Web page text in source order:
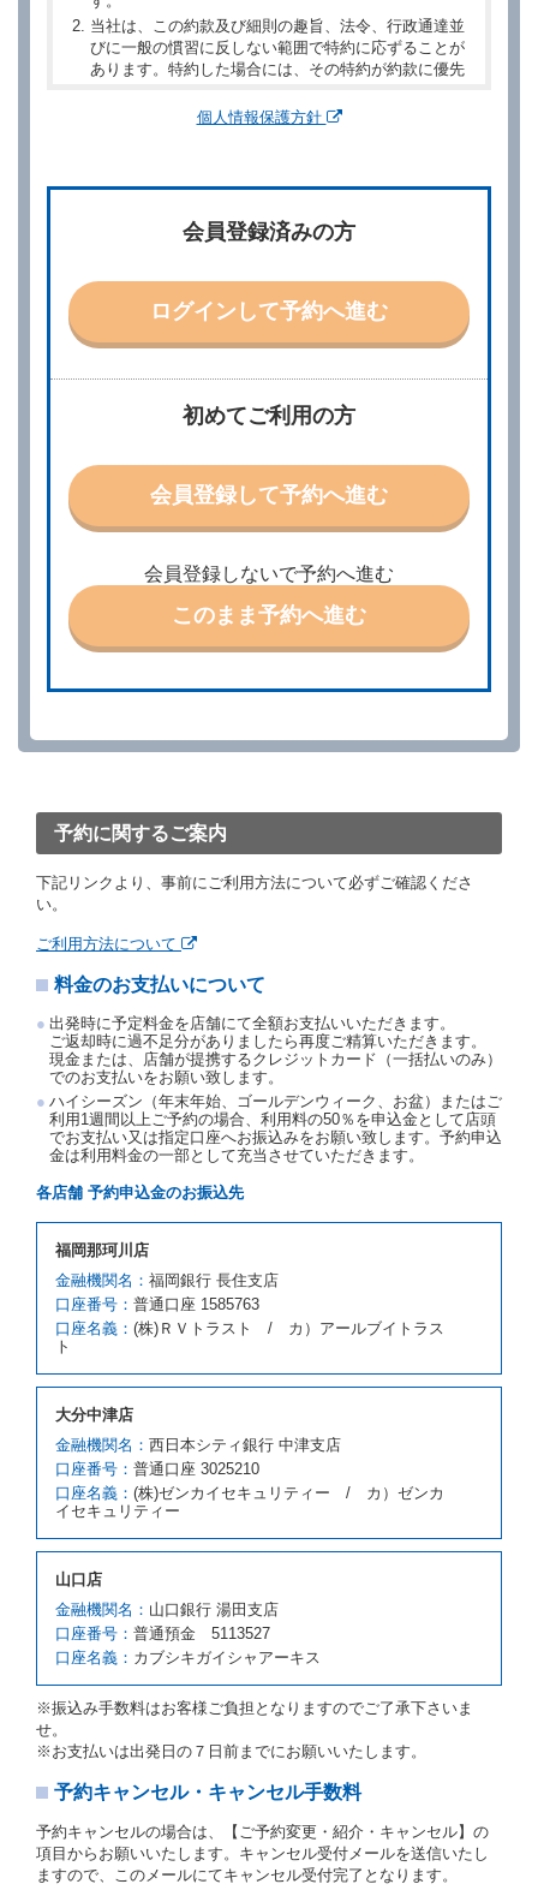
当社は、この約款及び細則の趣旨、法令、行政通達並
びに一般の慣習に反しない範囲で特約に応ずることが
あります。特約した場合には、その特約が約款に優先
別に定める料金表等に同意のうえ、別に定める方法に
他の借受条件（以下「借受条件」といいます。）を明
示して予約の申込みを行うことができます。なお、当
社は、電話連絡並びに電子メールによる予約に応じま
責任を負わないものとします。
当社は、借受人から予約の申込みがあったときは、原
則として、当社の保有するレンタカーの範囲内で予約
特に認める場合を除き、別に定める予約申込金を支払
うものとします。
第３条（予約の変更）
ときは、あらかじめ当社の承諾を受けなければならな
いものとします。
第４条（予約の取消し等）
ができます。
を１時間以上経過してもレンタカー貸渡契約（以下
約取消手数料を当社に支払うものとし、当社は、この
予約取消手数料の支払いがあったときは、受領済の予
約申込金を借受人に返還するものとします。
当社の都合により、予約が取り消されたとき、又は貸
約申込金を返還するものとします。
若しくは当社のいずれの責にもよらない事由により貸
たものとします。この場合、当社は受領済の予約申込
金を返還するものとします。
第５条（代替レンタカー）
当社は、借受人から予約のあった車種クラスのレンタ
カーを貸し渡すことができないときは、予約と異なる
車種クラスのレンタカー（以下「代替レンタカー」と
いいます。）の貸渡しを申し入れることができるもの
とします。
借受人が前項の申入れを承諾したときは、当社は車種
クラスを除き予約時と同一の借受条件でレンタカー提
携先の代替レンタカーを貸し渡すものとします。な
お、代替レンタカーの貸渡料金が予約された車種クラ
スの貸渡料金より高くなるときは、予約した車種クラ
スの貸渡料金によるものとし、予約された車種クラス
の車種クラスの貸渡料金によるものとします。
借受人は、第１項の代替レンタカーの貸渡しの申入れ
を拒絶し、予約を取り消すことができるものとしま
す。
前項の場合、第１項の貸渡しをすることができない原
因が、当社の責に帰する事由によるときには第４条第
４項の予約の取消しとして取り扱い、当社は受領済の
予約申込金を返還するものとします。
原因が、当社の責に帰さない事由による時には第４条
第５項の予約の取消しとして取り扱い、当社は受領済
の予約申込金を返還するものとします。
第６条（免責）
が締結されなかったことについて、第４条及び第５条
とします。
第３章／貸 渡 し
第７条（貸渡契約の締結）
借受人は第２条第１項に定める借受条件を明示し、当
個人情報保護方針
初めてご利用の方
会員登録して予約へ進む
会員登録しないで予約へ進む
このまま予約へ進む
会員登録済みの方
ログインして予約へ進む
予約に関するご案内
下記リンクより、事前にご利用方法について必ずご確認くださ
い。
ご利用方法について
料金のお支払いについて
出発時に予定料金を店舗にて全額お支払いいただきます。
ご返却時に過不足分がありましたら再度ご精算いただきます。
現金または、店舗が提携するクレジットカード（一括払いのみ）
でのお支払いをお願い致します。
ハイシーズン（年末年始、ゴールデンウィーク、お盆）またはご
利用1週間以上ご予約の場合、利用料の50％を申込金として店頭
でお支払い又は指定口座へお振込みをお願い致します。予約申込
金は利用料金の一部として充当させていただきます。
各店舗 予約申込金のお振込先
福岡那珂川店
金融機関名： 福岡銀行 長住支店
口座番号： 普通口座 1585763
口座名義： (株)ＲＶトラスト / カ）アールブイトラス
ト
大分中津店
金融機関名： 西日本シティ銀行 中津支店
口座番号： 普通口座 3025210
口座名義： (株)ゼンカイセキュリティー / カ）ゼンカ
イセキュリティー
山口店
金融機関名： 山口銀行 湯田支店
口座番号： 普通預金 5113527
口座名義： カブシキガイシャアーキス
※振込み手数料はお客様ご負担となりますのでご了承下さいま
せ。
※お支払いは出発日の７日前までにお願いいたします。
予約キャンセル・キャンセル手数料
予約キャンセルの場合は、【ご予約変更・紹介・キャンセル】の
項目からお願いいたします。キャンセル受付メールを送信いたし
ますので、このメールにてキャンセル受付完了となります。